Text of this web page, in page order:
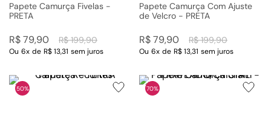
Papete Camurça Fivelas -
PRETA
R$ 199,90
R$79,90
Ou 6x de R$ 13,31 sem juros
Papete Camurça Com Ajuste
de Velcro - PRETA
R$ 199,90
R$79,90
Ou 6x de R$ 13,31 sem juros
50% 70%